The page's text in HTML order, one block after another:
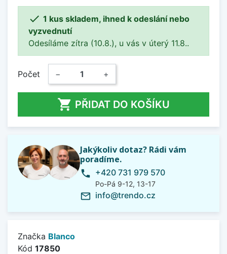
 1 kus skladem, ihned k odeslání nebo
vyzvednutí
Odesíláme zítra (10.8.), u vás v úterý 11.8..
Počet − +
 PŘIDAT DO KOŠÍKU
Jakýkoliv dotaz? Rádi vám
poradíme.
phone +420 731 979 570
Po-Pá 9-12, 13-17
mail_outline info@trendo.cz
Značka Blanco
Kód 17850